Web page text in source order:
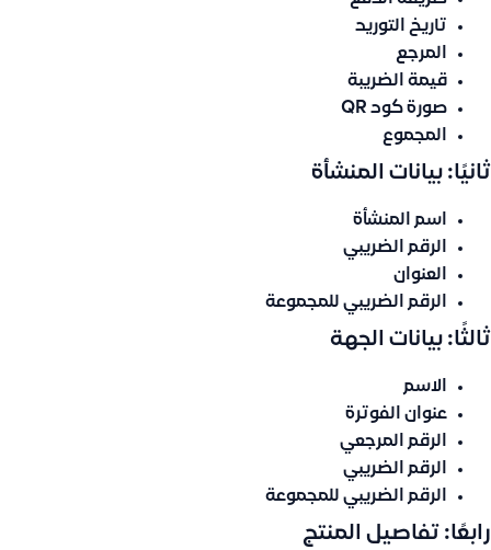
تاريخ التوريد
المرجع
قيمة الضريبة
صورة كود QR
المجموع
ثانيًا: بيانات المنشأة
اسم المنشأة
الرقم الضريبي
العنوان
الرقم الضريبي للمجموعة
ثالثًا: بيانات الجهة
الاسم
عنوان الفوترة
الرقم المرجعي
الرقم الضريبي
الرقم الضريبي للمجموعة
رابعًا: تفاصيل المنتج